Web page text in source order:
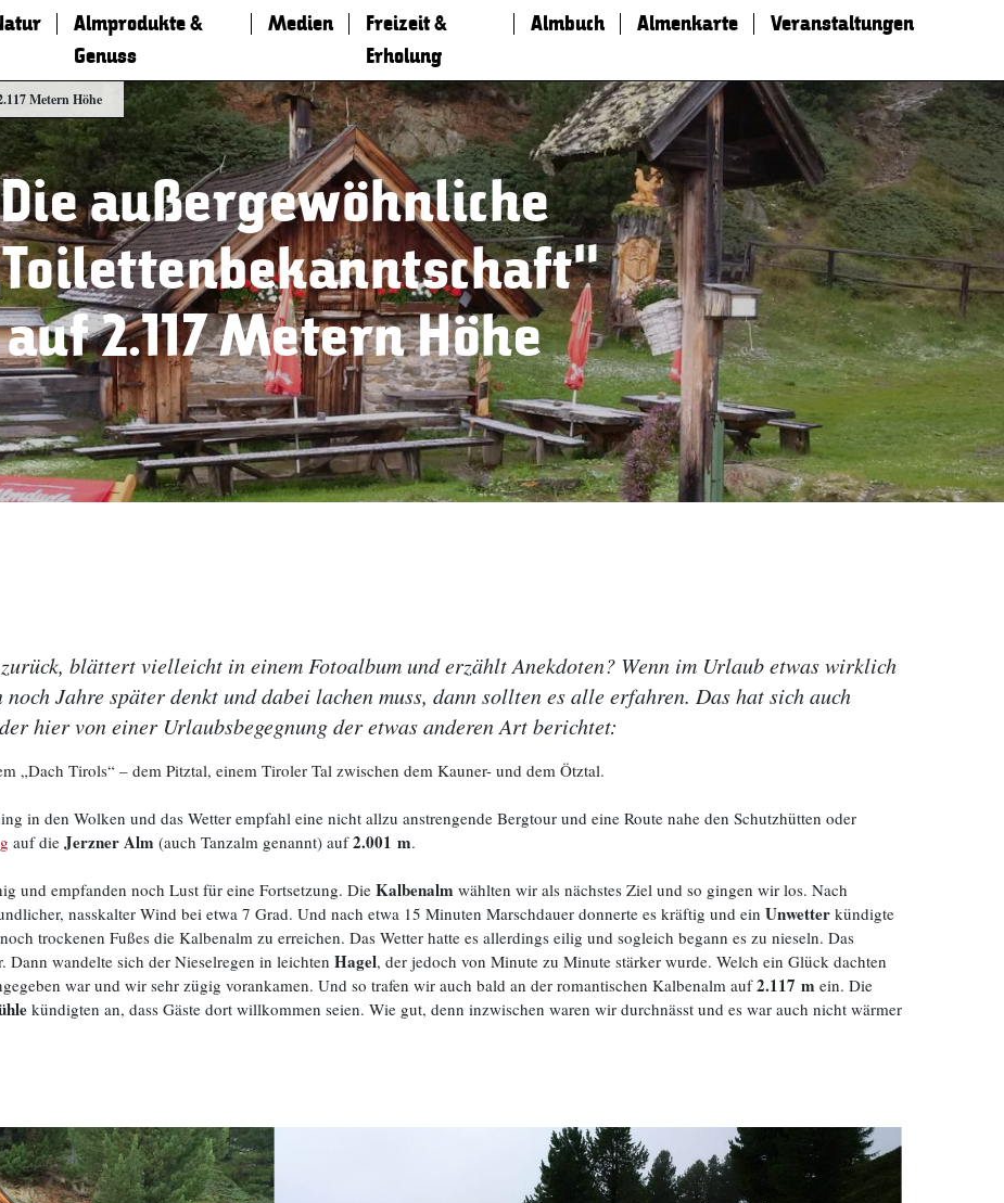
Almprodukte &
Genuss
Medien
Freizeit &
Erholung
Almbuch Almenkarte Veranstaltungen
Metern Höhe
Die außergewöhnliche
auf 2.117 Metern Höhe
blättert vielleicht in einem Fotoalbum und erzählt Anekdoten? Wenn im Urlaub etwas wirklich
Jahre später denkt und dabei lachen muss, dann sollten es alle erfahren. Das hat sich auch
hier von einer Urlaubsbegegnung der etwas anderen Art berichtet:
„Dach Tirols“ – dem Pitztal, einem Tiroler Tal zwischen dem Kauner- und dem Ötztal.
in den Wolken und das Wetter empfahl eine nicht allzu anstrengende Bergtour und eine Route nahe den Schutzhütten oder
auf die Jerzner Alm (auch Tanzalm genannt) auf2.001 m.
und empfanden noch Lust für eine Fortsetzung. Die Kalbenalm wählten wir als nächstes Ziel und so gingen wir los. Nach
nasskalter Wind bei etwa 7 Grad. Und nach etwa 15 Minuten Marschdauer donnerte es kräftig und ein Unwetter kündigte
trockenen Fußes die Kalbenalm zu erreichen. Das Wetter hatte es allerdings eilig und sogleich begann es zu nieseln. Das
Dann wandelte sich der Nieselregen in leichten Hagel, der jedoch von Minute zu Minute stärker wurde. Welch ein Glück dachten
war und wir sehr zügig vorankamen. Und so trafen wir auch bald an der romantischen Kalbenalm auf2.117 m ein. Die
kündigten an, dass Gäste dort willkommen seien. Wie gut, denn inzwischen waren wir durchnässt und es war auch nicht wärmer